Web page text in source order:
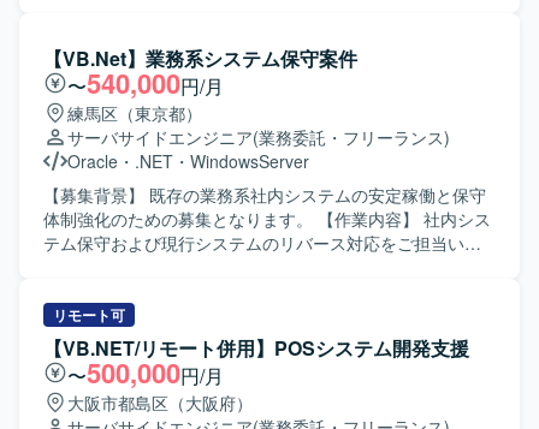
【開発環境】 VB.NETを用いたWindowsアプリケーション
開発環境での作業となります。API連携を前提としたシステ
ム構成となっており、AIツールとしてClaudeを利用可能で
す。
りながら、仕様調整や不具合修正にも対応いただきます。
【求める人物像】 自立して業務を進められ、周囲と円滑に
コミュニケーションを取りながら開発を進められる方を求
めております。状況に応じて柔軟に対応し、既存システム
の理解を深めながら着実に作業を進めていただける方が望
ましいです。 【ポジションの魅力】 既存システムの機能追
加・改修を通じて業務知識と開発スキルの双方を高めてい
ただけます。長期的な参画が想定されており、システム全
体の構造理解を深めながら継続的に開発に携わることがで
る環境です。
【VB.Net】業務系システム保守案件
〜540,000円/月
練馬区（東京都）
サーバサイドエンジニア(業務委託・フリーランス)
Oracle ・ .NET ・ WindowsServer
【募集背景】 既存の業務系社内システムの安定稼働と保守
体制強化のための募集となります。 【作業内容】 社内シス
テム保守および現行システムのリバース対応をご担当いた
す。レガシー環境で稼働しているシステムの保守・改善も
行っていただきます。 【求める人物像】 レガシー環境に抵
抗がなく、既存システムの仕様把握やソース解析を粘り強
く行っていただける方を求めています。ドキュメント作成
を丁寧に行い、周囲とコミュニケーションを取りながら保
リモート可
【VB.NET/リモート併用】POSシステム開発支援
〜500,000円/月
大阪市都島区（大阪府）